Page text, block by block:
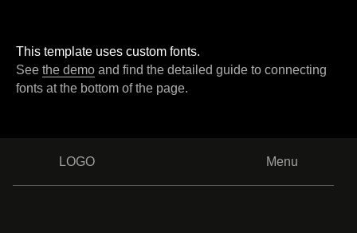
This template uses custom fonts.
See the demo and find the detailed guide to connecting
fonts at the bottom of the page.
LOGO Menu